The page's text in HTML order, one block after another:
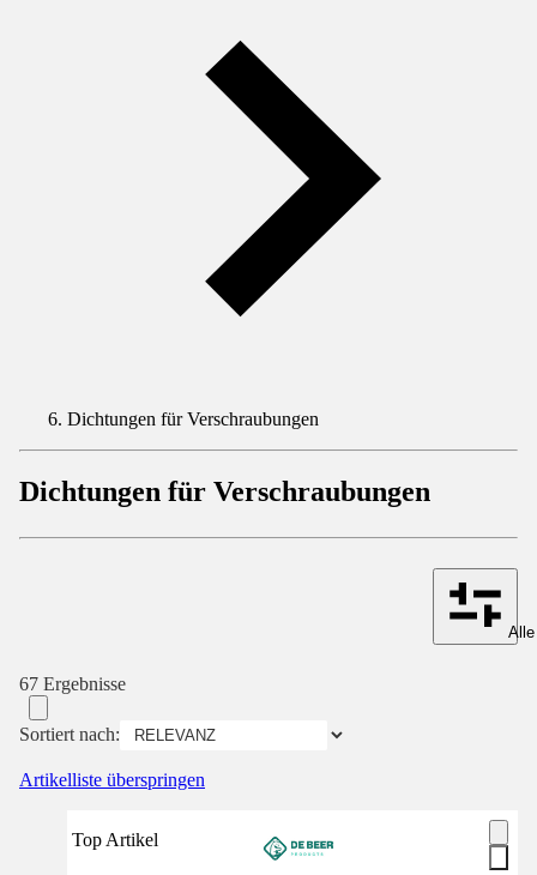
Dichtungen für Verschraubungen
Dichtungen für Verschraubungen
67 Ergebnisse
Sortiert nach:
Artikelliste überspringen
Top Artikel